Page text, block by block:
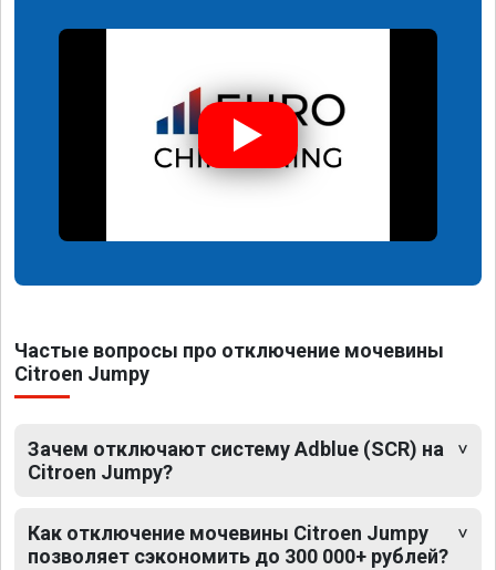
Частые вопросы про отключение мочевины
Citroen Jumpy
Зачем отключают систему Adblue (SCR) на
Citroen Jumpy?
Как отключение мочевины Citroen Jumpy
позволяет сэкономить до 300 000+ рублей?